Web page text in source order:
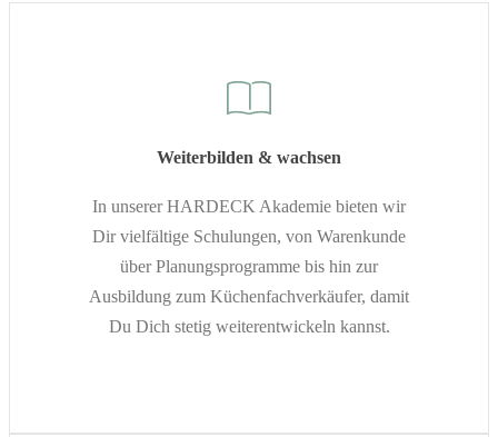
Weiterbilden & wachsen
In unserer HARDECK Akademie bieten wir
Dir vielfältige Schulungen, von Warenkunde
über Planungsprogramme bis hin zur
Ausbildung zum Küchenfachverkäufer, damit
Du Dich stetig weiterentwickeln kannst.